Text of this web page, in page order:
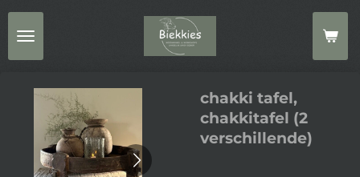
Ga
direct
naar
hoofdinhoud
chakki tafel,
chakkitafel (2
verschillende)